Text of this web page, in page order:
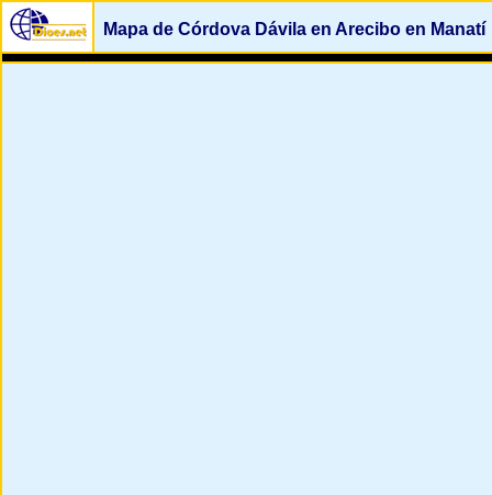
Mapa de Córdova Dávila en Arecibo en Manatí